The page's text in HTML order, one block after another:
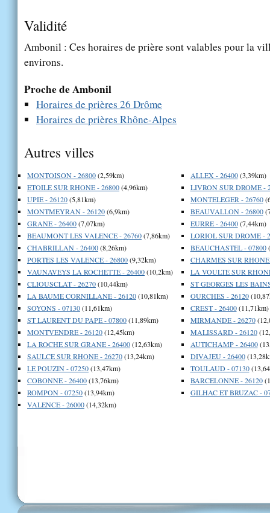
Validité
Ambonil : Ces horaires de prière sont valables pour la
environs.
Proche de Ambonil
Horaires de prières 26 Drôme
Horaires de prières Rhône-Alpes
Autres villes
MONTOISON - 26800(2,59km)
ETOILE SUR RHONE - 26800(4,96km)
UPIE - 26120(5,81km)
MONTMEYRAN - 26120(6,9km)
GRANE - 26400(7,07km)
BEAUMONT LES VALENCE - 26760(7,86km)
CHABRILLAN - 26400(8,26km)
PORTES LES VALENCE - 26800(9,32km)
VAUNAVEYS LA ROCHETTE - 26400(10,2km)
CLIOUSCLAT - 26270(10,44km)
LA BAUME CORNILLANE - 26120(10,81km)
SOYONS - 07130(11,61km)
ST LAURENT DU PAPE - 07800(11,89km)
MONTVENDRE - 26120(12,45km)
LA ROCHE SUR GRANE - 26400(12,63km)
SAULCE SUR RHONE - 26270(13,24km)
LE POUZIN - 07250(13,47km)
COBONNE - 26400(13,76km)
ROMPON - 07250(13,94km)
VALENCE - 26000(14,32km)
ALLEX - 26400(3,39km)
LIVRON SUR DROME -
MONTELEGER - 26760
BEAUVALLON - 26800
EURRE - 26400(7,44km)
LORIOL SUR DROME -
BEAUCHASTEL - 07800
CHARMES SUR RHONE
LA VOULTE SUR
ST GEORGES LES
OURCHES - 26120
CREST - 26400(11,71km)
MIRMANDE - 26270
MALISSARD - 26120
AUTICHAMP - 26400
DIVAJEU - 26400
TOULAUD - 07130
BARCELONNE - 26120
GILHAC ET BRUZAC -